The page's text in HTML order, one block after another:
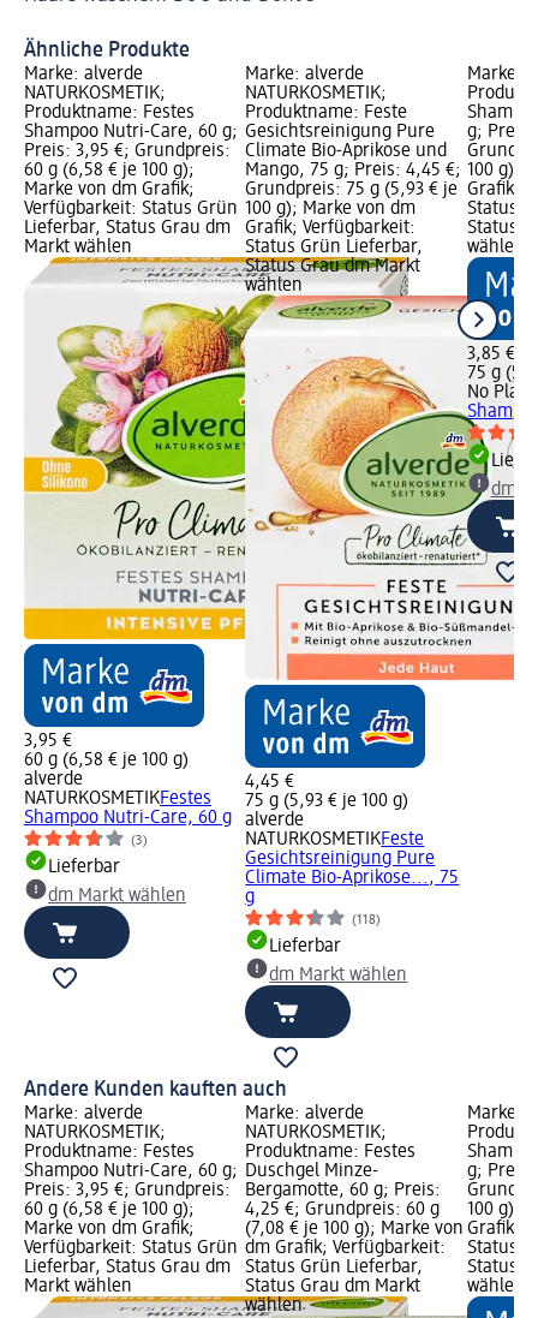
Ähnliche Produkte
Marke: alverde
NATURKOSMETIK;
Produktname: Festes
Shampoo Nutri-Care, 60 g;
Preis: 3,95 €; Grundpreis:
60 g (6,58 € je 100 g);
Marke von dm Grafik;
Verfügbarkeit: Status Grün
Lieferbar, Status Grau dm
Markt wählen
3,95 €
60 g (6,58 € je 100 g)
alverde
NATURKOSMETIKFestes
Shampoo Nutri-Care, 60 g
(3)
Lieferbar
dm Markt wählen
Marke: alverde
NATURKOSMETIK;
Produktname: Feste
Gesichtsreinigung Pure
Climate Bio-Aprikose und
Mango, 75 g; Preis: 4,45 €;
Grundpreis: 75 g (5,93 € je
100 g); Marke von dm
Grafik; Verfügbarkeit:
Status Grün Lieferbar,
Status Grau dm Markt
wählen
4,45 €
75 g (5,93 € je 100 g)
alverde
NATURKOSMETIKFeste
Gesichtsreinigung Pure
Climate Bio-Aprikose..., 75
g
(118)
Lieferbar
dm Markt wählen
Marke:
g; Preis:
100 g);
Grafik;
Status
Status
wählen
3,85 €
75 g
No
dm
Andere Kunden kauften auch
Marke: alverde
NATURKOSMETIK;
Produktname: Festes
Shampoo Nutri-Care, 60 g;
Preis: 3,95 €; Grundpreis:
60 g (6,58 € je 100 g);
Marke von dm Grafik;
Verfügbarkeit: Status Grün
Lieferbar, Status Grau dm
Markt wählen
Marke: alverde
NATURKOSMETIK;
Produktname: Festes
Duschgel Minze-
Bergamotte, 60 g; Preis:
4,25 €; Grundpreis: 60 g
(7,08 € je 100 g); Marke von
dm Grafik; Verfügbarkeit:
Status Grün Lieferbar,
Status Grau dm Markt
wählen
Marke:
g; Preis:
100 g);
Grafik;
Status
Status
wählen